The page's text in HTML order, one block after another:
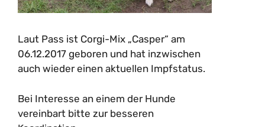
Laut Pass ist Corgi-Mix „Casper“ am
06.12.2017 geboren und hat inzwischen
auch wieder einen aktuellen Impfstatus.
Bei Interesse an einem der Hunde
vereinbart bitte zur besseren